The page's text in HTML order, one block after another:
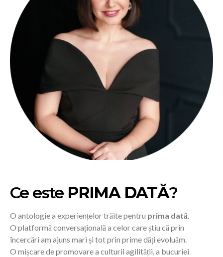
Ce este PRIMA DATĂ?
O antologie a experiențelor trăite pentru prima dată.
O platformă conversațională a celor care știu că prin
încercări am ajuns mari și tot prin prime dăți evoluăm.
O mișcare de promovare a culturii agilității, a bucuriei